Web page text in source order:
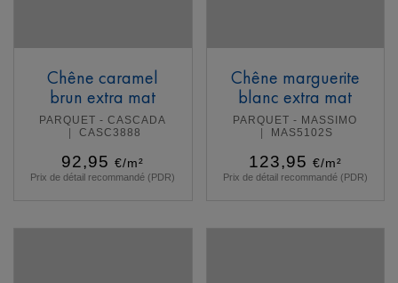
Chêne caramel
brun extra mat
PARQUET - CASCADA
CASC3888
92,95 €/m²
Prix de détail recommandé (PDR)
Chêne marguerite
blanc extra mat
PARQUET - MASSIMO
MAS5102S
123,95 €/m²
Prix de détail recommandé (PDR)